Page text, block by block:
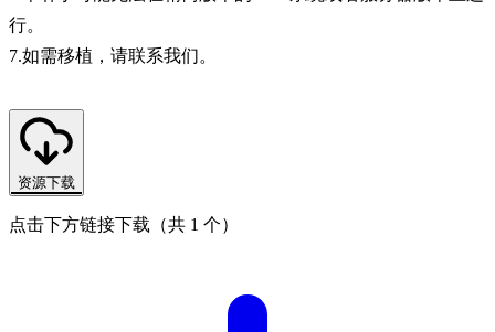
行。
7.如需移植，请联系我们。
资源下载
点击下方链接下载（共 1 个）